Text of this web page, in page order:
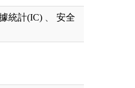
統計(IC)
安全